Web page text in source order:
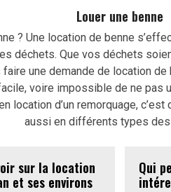
Louer une benne
? Une location de benne
déchets. Que vos déchets
une demande de location
voire impossible de ne pas
location d’un remorquage,
aussi en différents types
sur la location
et ses environs
Qui